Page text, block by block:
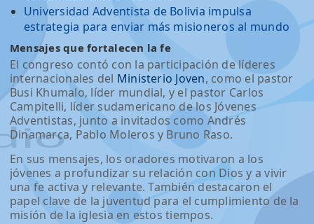
Universidad Adventista de Bolivia impulsa
estrategia para enviar más misioneros al mundo
Mensajes que fortalecen la fe
El congreso contó con la participación de líderes
internacionales del Ministerio Joven, como el pastor
Busi Khumalo, líder mundial, y el pastor Carlos
Campitelli, líder sudamericano de los Jóvenes
Adventistas, junto a invitados como Andrés
Dinamarca, Pablo Moleros y Bruno Raso.
En sus mensajes, los oradores motivaron a los
jóvenes a profundizar su relación con Dios y a vivir
una fe activa y relevante. También destacaron el
papel clave de la juventud para el cumplimiento de la
misión de la iglesia en estos tiempos.